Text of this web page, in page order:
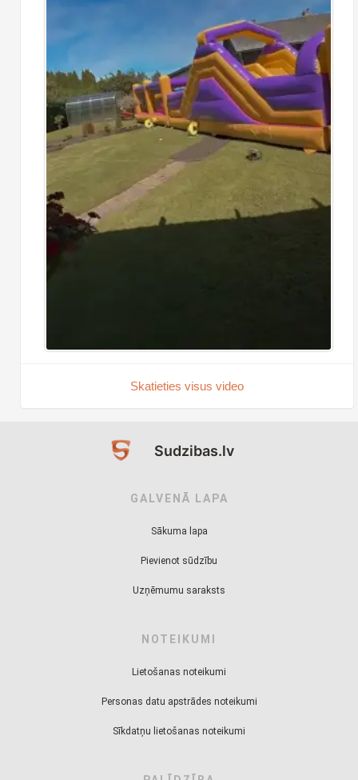
Skatieties visus video
Sudzibas.lv
GALVENĀ LAPA
Sākuma lapa
Pievienot sūdzību
Uzņēmumu saraksts
NOTEIKUMI
Lietošanas noteikumi
Personas datu apstrādes noteikumi
Sīkdatņu lietošanas noteikumi